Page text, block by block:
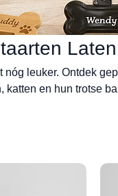
leuker. Ontdek
en hun trotse
een glimlach bezorgt